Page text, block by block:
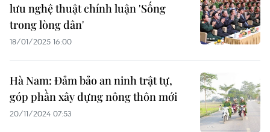
lưu nghệ thuật chính luận 'Sống
trong lòng dân'
18/01/2025 16:00
Hà Nam: Đảm bảo an ninh trật tự,
góp phần xây dựng nông thôn mới
20/11/2024 07:53